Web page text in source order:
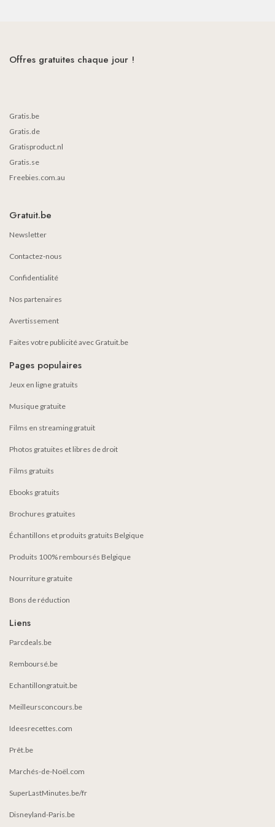
Offres gratuites chaque jour !
Gratis.be
Gratis.de
Gratisproduct.nl
Gratis.se
Freebies.com.au
Gratuit.be
Newsletter
Contactez-nous
Confidentialité
Nos partenaires
Avertissement
Faites votre publicité avec Gratuit.be
Pages populaires
Jeux en ligne gratuits
Musique gratuite
Films en streaming gratuit
Photos gratuites et libres de droit
Films gratuits
Ebooks gratuits
Brochures gratuites
Échantillons et produits gratuits Belgique
Produits 100% remboursés Belgique
Nourriture gratuite
Bons de réduction
Liens
Parcdeals.be
Remboursé.be
Echantillongratuit.be
Meilleursconcours.be
Ideesrecettes.com
Prêt.be
Marchés-de-Noël.com
SuperLastMinutes.be/fr
Disneyland-Paris.be